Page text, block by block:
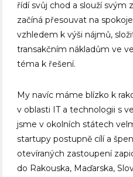
řídí svůj chod a slouží svým
začíná přesouvat na
vzhledem k výši nájmů,
transakčním nákladům ve
téma k řešení.
My navíc máme blízko k
v oblasti IT a technologii s
jsme v okolních státech
startupy postupně cílí a
otevíraných zastoupení
do Rakouska, Maďarska,